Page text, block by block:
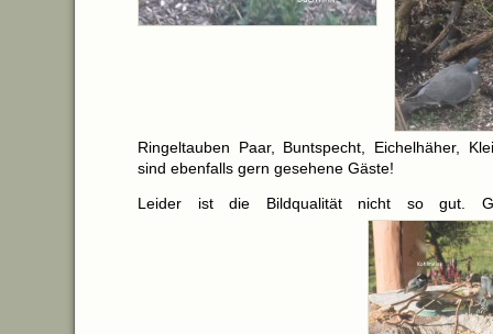
Ringeltauben Paar, Buntspecht, Eichelhäher,
sind ebenfalls gern gesehene Gäste!
Leider ist die Bildqualität nicht so gut.